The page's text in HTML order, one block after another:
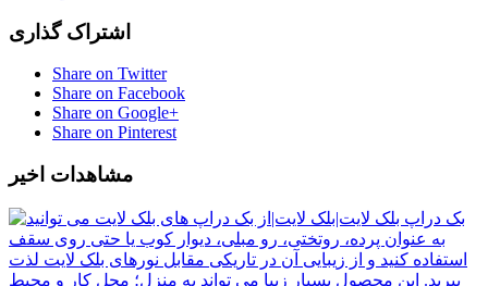
اشتراک گذاری
Share on Twitter
Share on Facebook
Share on Google+
Share on Pinterest
مشاهدات اخیر